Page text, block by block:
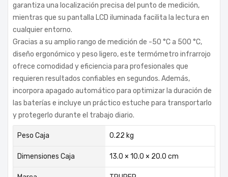
garantiza una localización precisa del punto de medición,
mientras que su pantalla LCD iluminada facilita la lectura en
cualquier entorno.
Gracias a su amplio rango de medición de -50 °C a 500 °C,
diseño ergonómico y peso ligero, este termómetro infrarrojo
ofrece comodidad y eficiencia para profesionales que
requieren resultados confiables en segundos. Además,
incorpora apagado automático para optimizar la duración de
las baterías e incluye un práctico estuche para transportarlo
y protegerlo durante el trabajo diario.
Peso Caja 0.22 kg
Dimensiones Caja 13.0 × 10.0 × 20.0 cm